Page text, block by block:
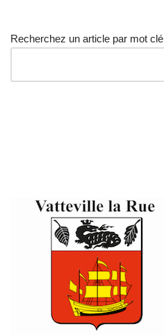
Recherchez un article par mot clé